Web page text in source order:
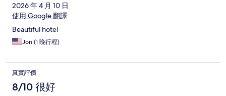
2026 年 4 月 10 日
使用 Google 翻譯
Beautiful hotel
Jon (1 晚行程)
真實評價
8/10 很好